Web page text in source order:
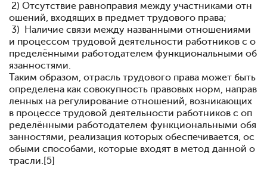
2) Отсутствие равноправия между участниками отн
ошений, входящих в предмет трудового права;
3) Наличие связи между названными отношениями
и процессом трудовой деятельности работников с о
пределёнными работодателем функциональными об
язанностями.
Таким образом, отрасль трудового права может быть
определена как совокупность правовых норм, направ
ленных на регулирование отношений, возникающих
в процессе трудовой деятельности работников с оп
ределёнными работодателем функциональными обя
занностями, реализация которых обеспечивается, ос
обыми способами, которые входят в метод данной о
трасли.[5]